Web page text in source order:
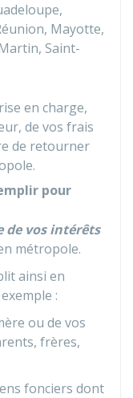
Mayotte,
Saint-
en charge,
de vos frais
de retourner
pour
de vos intérêts
métropole.
ainsi en
:
ou de vos
frères,
fonciers dont